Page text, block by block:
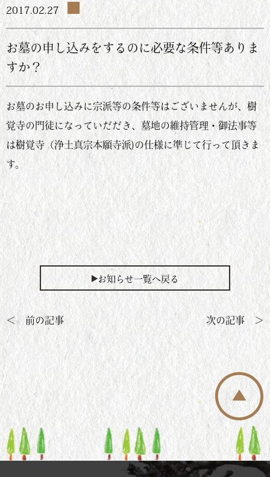
2017.02.27
お墓の申し込みをするのに必要な条件等ありま
すか？
お墓のお申し込みに宗派等の条件等はございませんが、樹
覚寺の門徒になっていだだき、墓地の維持管理・御法事等
は樹覚寺（浄土真宗本願寺派)の仕様に準じて行って頂きま
す。
＜ 前の記事
お知らせ一覧へ戻る
次の記事 ＞